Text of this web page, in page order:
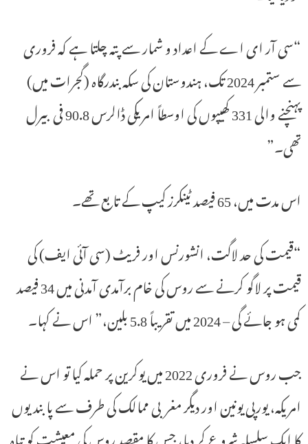
“سی آر ای اے کے اعداد و شمار سے پتہ چلتا ہے کہ فروری
سے ستمبر 2024 تک، ہندوستان کی سکہ بندرگاہ (گجرات میں)
پہنچنے والی 331 کھیپوں کی اوسطاً امریکی ڈالرس 90.8 فی بیرل
تھی۔”
اس مدت میں، 65 فیصد ٹینکرز کیپ کے تابع تھے۔
“قیمت کی حد لاگت، انشورنس اور فریٹ (سی آئی ایف) کی
قیمت پر لاگو کرنے سے روس کی خام برآمدی آمدنی میں 34 فیصد
کمی ہو جائے گی – 2024 میں تقریباً 5.8 بلین،” اس نے کہا۔
جب روس نے فروری 2022 میں یوکرین پر حملہ کیا تو اس نے
امریکہ، یورپی یونین اور دیگر مغربی ممالک کی طرف سے پابندیوں